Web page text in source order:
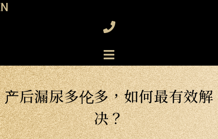
产后漏尿多伦多，如何最有效解
决？